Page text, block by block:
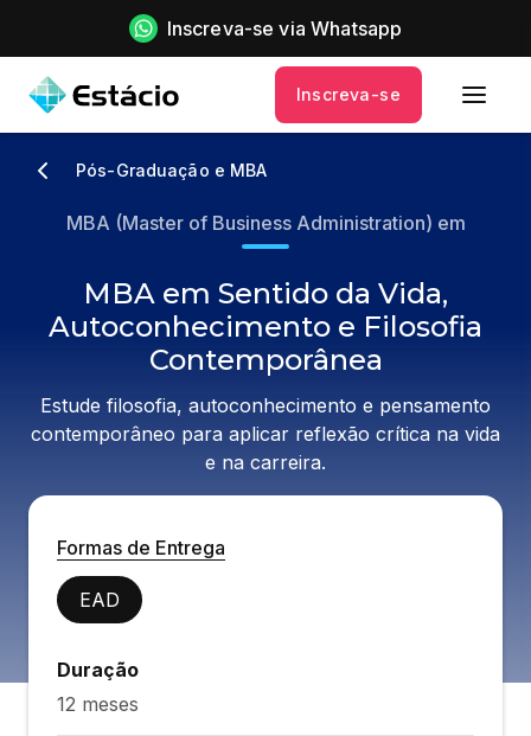
Inscreva-se via Whatsapp
Inscreva-se
Pós-Graduação e MBA
MBA (Master of Business Administration) em
MBA em Sentido da Vida,
Autoconhecimento e Filosofia
Contemporânea
Estude filosofia, autoconhecimento e pensamento
contemporâneo para aplicar reflexão crítica na vida
e na carreira.
Formas de Entrega
EAD
Duração
12 meses